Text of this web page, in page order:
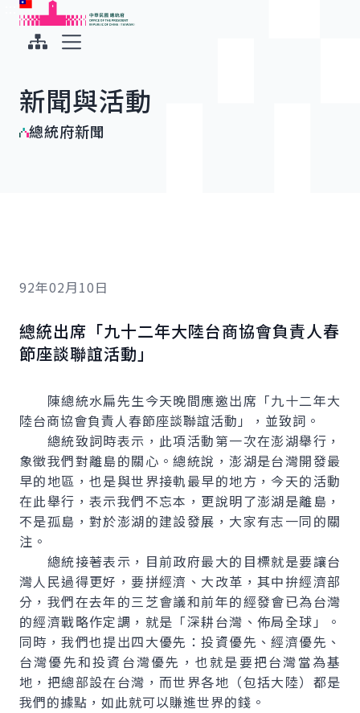
跳到主要內容
中華民國總統府
新聞與活動
總統府新聞
92年02月10日
總統出席「九十二年大陸台商協會負責人春
節座談聯誼活動」
陳總統水扁先生今天晚間應邀出席「九十二年大
陸台商協會負責人春節座談聯誼活動」，並致詞。
總統致詞時表示，此項活動第一次在澎湖舉行，
象徵我們對離島的關心。總統說，澎湖是台灣開發最
早的地區，也是與世界接軌最早的地方，今天的活動
在此舉行，表示我們不忘本，更說明了澎湖是離島，
不是孤島，對於澎湖的建設發展，大家有志一同的關
注。
總統接著表示，目前政府最大的目標就是要讓台
灣人民過得更好，要拼經濟、大改革，其中拚經濟部
分，我們在去年的三芝會議和前年的經發會已為台灣
的經濟戰略作定調，就是「深耕台灣、佈局全球」。
同時，我們也提出四大優先：投資優先、經濟優先、
台灣優先和投資台灣優先，也就是要把台灣當為基
地，把總部設在台灣，而世界各地（包括大陸）都是
我們的據點，如此就可以賺進世界的錢。